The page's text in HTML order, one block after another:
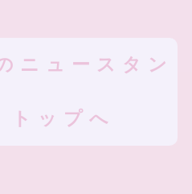
ニュースタン
トップへ